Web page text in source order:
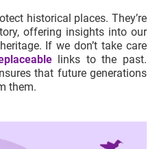
historical places. They’re
offering insights into our
If we don’t take care
links to the past.
that future generations
them.